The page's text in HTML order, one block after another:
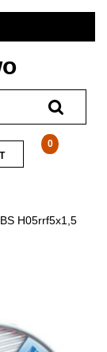
0
SHOPPING
CART
H05rrf5x1,5